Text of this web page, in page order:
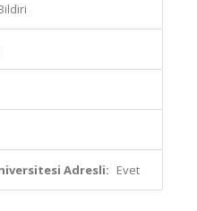
Adresli: Evet